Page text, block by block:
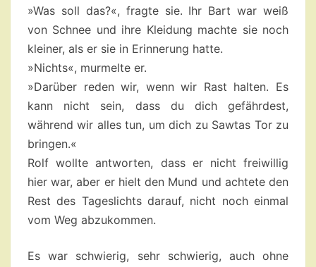
»Was soll das?«, fragte sie. Ihr Bart war weiß
von Schnee und ihre Kleidung machte sie noch
kleiner, als er sie in Erinnerung hatte.
»Nichts«, murmelte er.
»Darüber reden wir, wenn wir Rast halten. Es
kann nicht sein, dass du dich gefährdest,
während wir alles tun, um dich zu Sawtas Tor zu
bringen.«
Rolf wollte antworten, dass er nicht freiwillig
hier war, aber er hielt den Mund und achtete den
Rest des Tageslichts darauf, nicht noch einmal
vom Weg abzukommen.
Es war schwierig, sehr schwierig, auch ohne